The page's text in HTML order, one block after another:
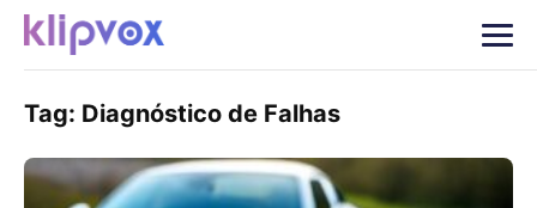
Tag: Diagnóstico de Falhas